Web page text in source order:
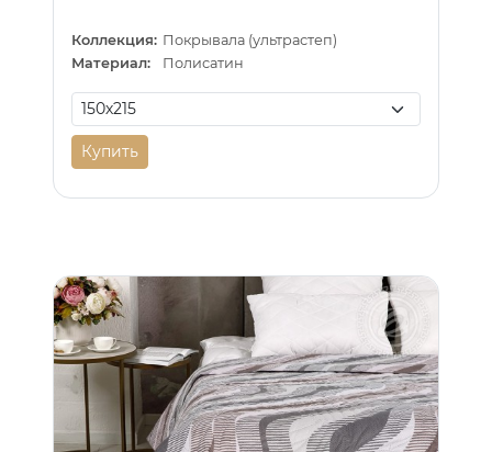
Коллекция: Покрывала (ультрастеп)
Материал:
Полисатин
Купить